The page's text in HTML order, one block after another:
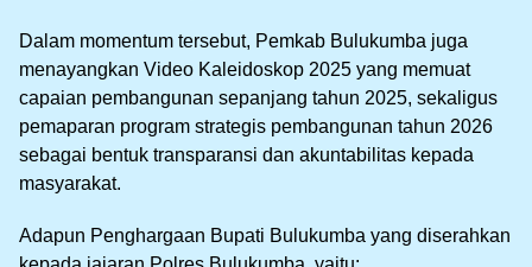
Dalam momentum tersebut, Pemkab Bulukumba juga
menayangkan Video Kaleidoskop 2025 yang memuat
capaian pembangunan sepanjang tahun 2025, sekaligus
pemaparan program strategis pembangunan tahun 2026
sebagai bentuk transparansi dan akuntabilitas kepada
masyarakat.
Adapun Penghargaan Bupati Bulukumba yang diserahkan